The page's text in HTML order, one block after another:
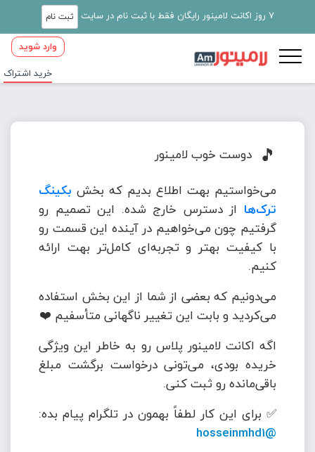
7 روز اکانت لامینور رایگان فقط با ثبت نام در سایت ثبت نام
وارد شوید
خرید اشتراک
🎵 دوست خوب لامینور
می‌خواستیم بهت اطلاع بدیم که بخش بکینگ
ترک‌ها از دسترس خارج شده. این تصمیم رو
گرفتیم چون می‌خواهیم در آینده این قسمت رو
با کیفیت بهتر و تجربه‌ای کامل‌تر بهت ارائه
کنیم.
می‌دونیم که بعضی از شما از این بخش استفاده
می‌کردید و بابت این تغییر ناگهانی متأسفیم ❤️
اگه اکانت لامینور پلاس رو به خاطر این ویژگی
خریده بودی، می‌تونی درخواست برگشت مبلغ
باقی‌مانده رو ثبت کنی.
✅ برای این کار لطفاً بهمون در تلگرام پیام بده:
@hosseinmhd1